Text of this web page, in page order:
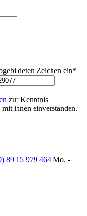
Zeichen ein*
zur Kenntnis
mit ihnen einverstanden.
89 15 979 464 Mo. -